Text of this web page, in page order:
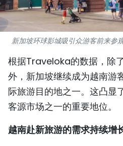
友谊桥梁
史海
多功能媒体
图表新闻
图库
视频
新加坡环球影城吸引众游客前来参
根据Traveloka的数据，除
外，新加坡继续成为越南游
际旅游目的地之一。这凸
客源市场之一的重要地位。
越南赴新旅游的需求持续增